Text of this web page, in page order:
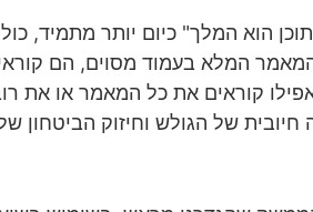
הוא המלך" כיום יותר מתמיד,
המלא בעמוד מסוים, הם
קוראים את כל המאמר או את רוב
של הגולש וחיזוק הביטחון